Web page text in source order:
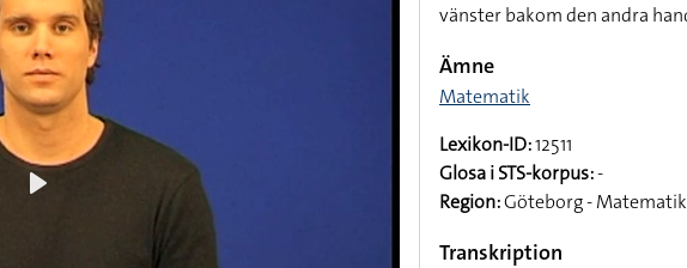
vänster bakom den andra
Ämne
Matematik
Lexikon-ID:12511
Glosa i STS-korpus:-
Region:Göteborg - Matematik
Transkription